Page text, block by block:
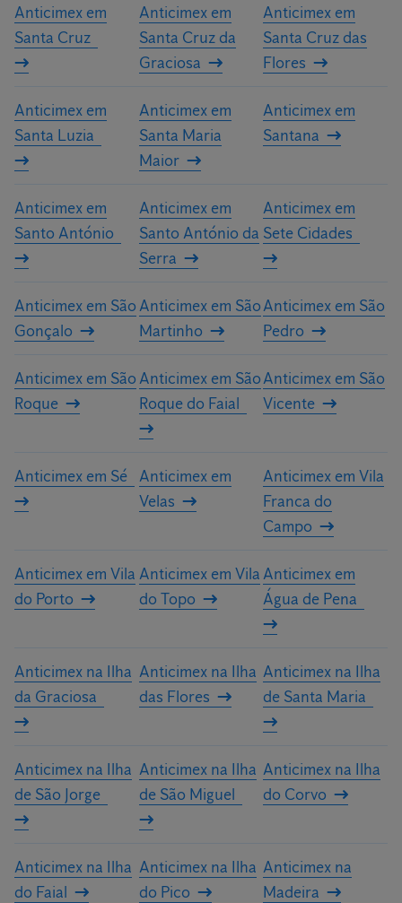
Anticimex em
Santa Cruz
Anticimex em
Santa Cruz da
Graciosa
Anticimex em
Santa Cruz das
Flores
Anticimex em
Santa Luzia
Anticimex em
Santa Maria
Maior
Anticimex em
Santana
Anticimex em
Santo António
Anticimex em
Santo António da
Serra
Anticimex em
Sete Cidades
Anticimex em São
Gonçalo
Anticimex em São
Martinho
Anticimex em São
Pedro
Anticimex em São
Roque
Anticimex em São
Roque do Faial
Anticimex em São
Vicente
Anticimex em Sé Anticimex em
Velas
Anticimex em Vila
Franca do
Campo
Anticimex em Vila
do Porto
Anticimex em Vila
do Topo
Anticimex em
Água de Pena
Anticimex na Ilha
da Graciosa
Anticimex na Ilha
das Flores
Anticimex na Ilha
de Santa Maria
Anticimex na Ilha
de São Jorge
Anticimex na Ilha
de São Miguel
Anticimex na Ilha
do Corvo
Anticimex na Ilha
do Faial
Anticimex na Ilha
do Pico
Anticimex na
Madeira